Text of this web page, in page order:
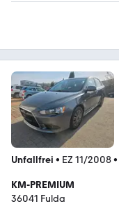
Unfallfrei • EZ 11/2008•
KM-PREMIUM
36041 Fulda